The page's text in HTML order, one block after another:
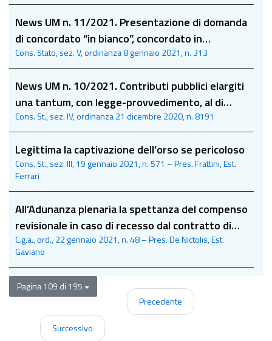
News UM n. 11/2021. Presentazione di domanda
di concordato “in bianco”, concordato in
continuità e autorizzazione del giudice nel corso
della gara: la parola alla Plenaria
Cons. Stato, sez. V, ordinanza 8 gennaio 2021, n. 313
News UM n. 10/2021. Contributi pubblici elargiti
una tantum, con legge-provvedimento, al di
fuori del Fondo Unico Spettacolo: sollevata q.l.c.
Cons. St., sez. IV, ordinanza 21 dicembre 2020, n. 8191
Legittima la captivazione dell’orso se pericoloso
Cons. St., sez. III, 19 gennaio 2021, n. 571 – Pres. Frattini, Est.
Ferrari
All’Adunanza plenaria la spettanza del compenso
revisionale in caso di recesso dal contratto di
appalto a seguito di interdittiva antimafia
C.g.a., ord., 22 gennaio 2021, n. 48 – Pres. De Nictolis, Est.
Gaviano
Pagina 109 di 195
Precedente
Successivo